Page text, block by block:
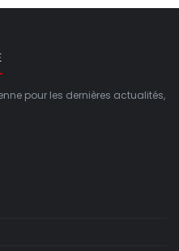
pour les dernières actualités,